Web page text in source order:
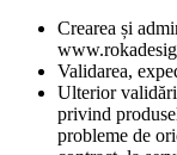
Crearea și
Validarea,
Ulterior
privind
probleme de